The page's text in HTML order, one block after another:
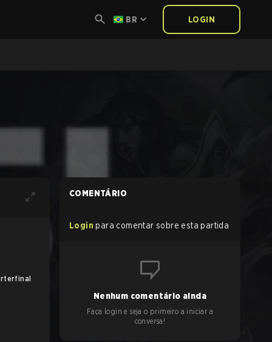
BR LOGIN
Semifinal
COMENTÁRIO
Login para comentar sobre esta partida
Nenhum comentário ainda
Faça login e seja o primeiro a iniciar a
conversa!